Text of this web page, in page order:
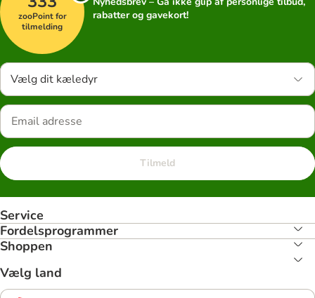
zooPoint for
tilmelding
rabatter og gavekort!
Vælg dit kæledyr
Tilmeld
Service
Fordelsprogrammer
Shoppen
Vælg land